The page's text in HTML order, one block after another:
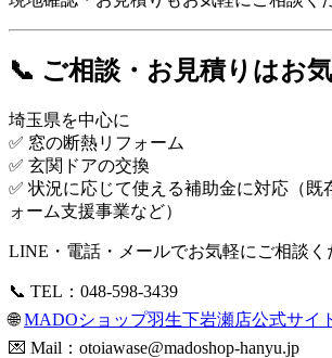
📞 ご相談・お見積りはお
埼玉県を中心に
✅ 窓の断熱リフォーム
✅ 玄関ドアの交換
✅ 状況に応じて使える補助金に対応（既
ォーム支援事業など）
LINE・電話・メールでお気軽にご相談く
📞 TEL：048-598-3439
🌐MADOショップ羽生下岩瀬店公式サイ
💌 Mail： otoiawase@madoshop-hanyu.jp